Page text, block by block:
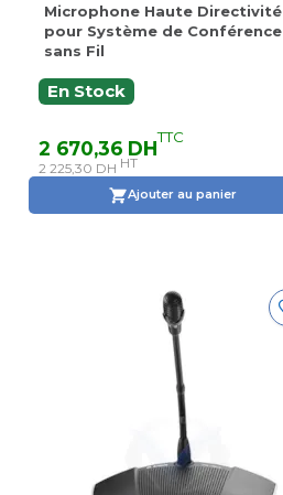
Microphone Haute Directivité
pour Système de Conférence
sans Fil
En Stock
2 670,36 DHTTC
2 225,30 DH HT
Ajouter au panier